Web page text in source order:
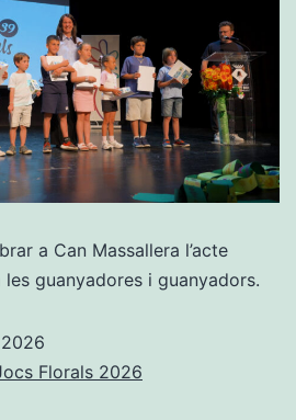
a Can Massallera l’acte
les guanyadores i guanyadors.
Florals 2026